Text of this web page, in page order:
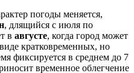
погоды меняется,
, длящийся с июля по
в августе, когда город может
кратковременных, но
фиксируется в среднем до 7
временное облегчение